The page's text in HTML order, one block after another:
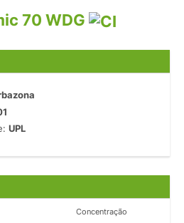
70 WDG
UPL
Concentração